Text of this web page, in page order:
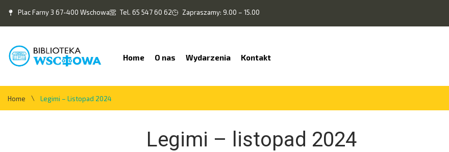
Plac Farny 3 67-400 Wschowa Tel. 65 547 60 62 Zapraszamy: 9.00 – 15.00
Home O nas Wydarzenia Kontakt
Home \ Legimi – Listopad 2024
Legimi – listopad 2024